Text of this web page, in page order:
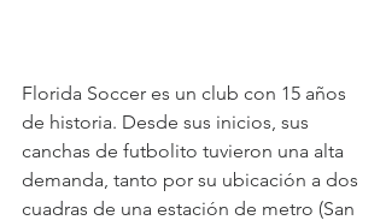
Florida Soccer es un club con 15 años
de historia. Desde sus inicios, sus
canchas de futbolito tuvieron una alta
demanda, tanto por su ubicación a dos
cuadras de una estación de metro (San